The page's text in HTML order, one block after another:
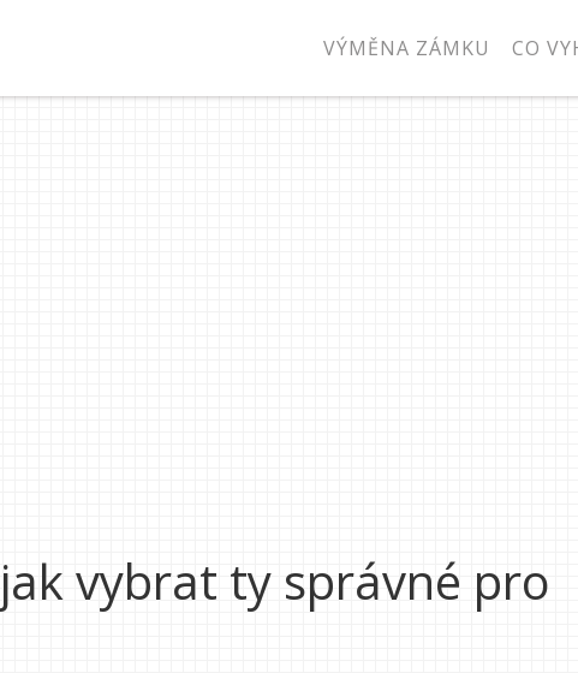
VÝMĚNA ZÁMKU CO
vybrat ty správné pro